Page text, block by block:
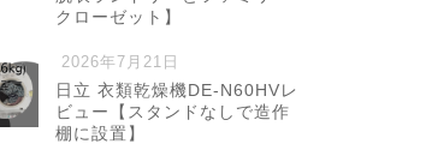
クローゼット】
2026年7月21日
日立 衣類乾燥機DE-N60HVレ
ビュー【スタンドなしで造作
棚に設置】